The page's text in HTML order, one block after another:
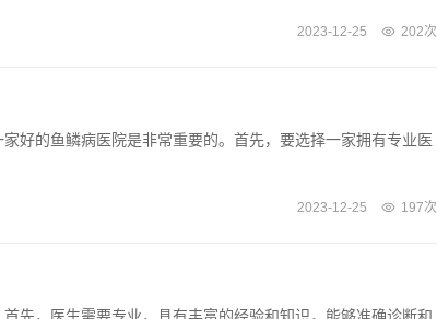
2023-12-25 202次
好的鱼鳞病医院是非常重要的。首先，要选择一家拥有专业医
2023-12-25 197次
先，医生需要专业，具有丰富的经验和知识，能够准确诊断和